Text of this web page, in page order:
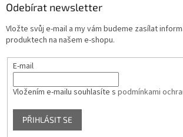
Odebírat newsletter
Vložte svůj e-mail a my vám budeme zasílat
produktech na našem e-shopu.
E-mail
Vložením e-mailu souhlasíte s podmínkami
PŘIHLÁSIT SE